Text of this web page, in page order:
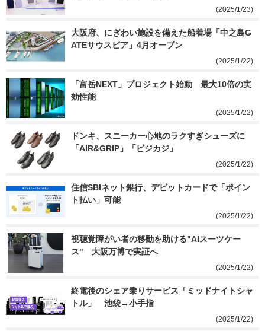
(2025/1/23)
大阪府、にぎわい施設を備えた船着場「中之島G
ATEサウスピア」4月オープン
(2025/1/22)
「富岳NEXT」プロジェクト始動　最大10倍の実
効性能
(2025/1/22)
ドンキ、スニーカー心地のラクすぎシューズに
「AIR&GRIP」「ビジカジ」
(2025/1/22)
住信SBIネット銀行、デビットカードで「ポイン
ト払い」可能
(2025/1/22)
視聴覚障がい者の移動を助ける"AIスーツケー
ス"　大阪万博で実証へ
(2025/1/22)
終電後のシェア乗りサービス「ミッドナイトシャ
トル」　池袋→小手指
(2025/1/22)